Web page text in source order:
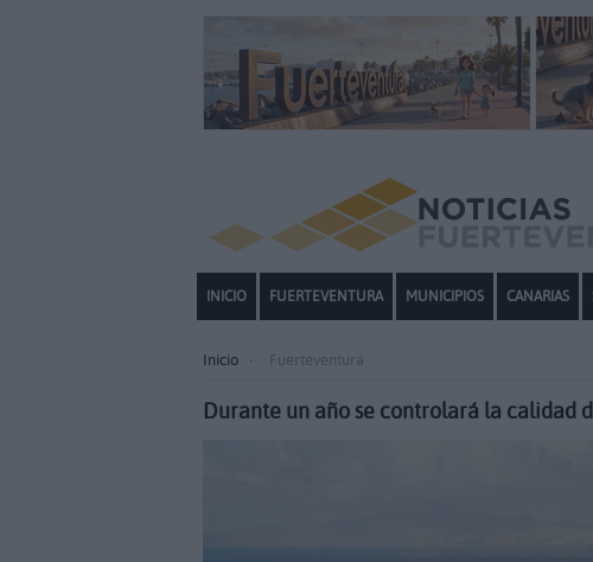
INICIO FUERTEVENTURA MUNICIPIOS CANARIAS
Inicio Fuerteventura
Durante un año se controlará la calidad